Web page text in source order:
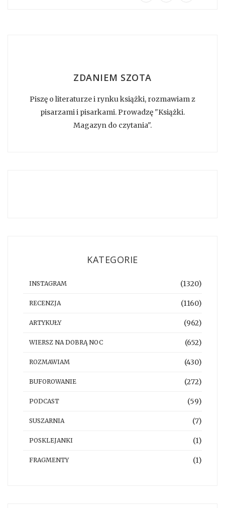
ZDANIEM SZOTA
Piszę o literaturze i rynku książki, rozmawiam z
pisarzami i pisarkami. Prowadzę "Książki.
Magazyn do czytania".
KATEGORIE
INSTAGRAM (1320)
RECENZJA (1160)
ARTYKUŁY (962)
WIERSZ NA DOBRĄ NOC (652)
ROZMAWIAM (430)
BUFOROWANIE (272)
PODCAST (59)
SUSZARNIA (7)
POSKLEJANKI (1)
FRAGMENTY (1)